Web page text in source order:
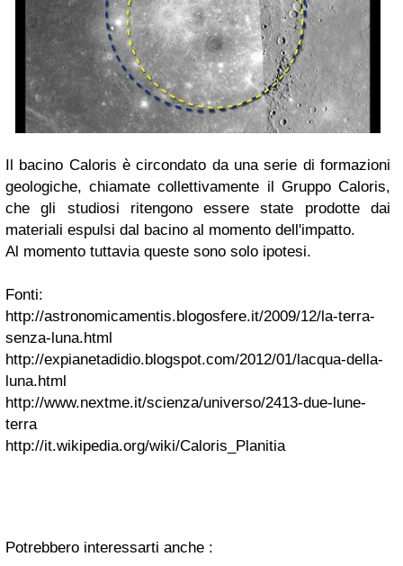
Il bacino Caloris è circondato da una serie di formazioni
geologiche, chiamate collettivamente il Gruppo Caloris,
che gli studiosi ritengono essere state prodotte dai
materiali espulsi dal bacino al momento dell'impatto.
Al momento tuttavia queste sono solo ipotesi.
Fonti:
http://astronomicamentis.blogosfere.it/2009/12/la-terra-
senza-luna.html
http://expianetadidio.blogspot.com/2012/01/lacqua-della-
luna.html
http://www.nextme.it/scienza/universo/2413-due-lune-
terra
http://it.wikipedia.org/wiki/Caloris_Planitia
Potrebbero interessarti anche :